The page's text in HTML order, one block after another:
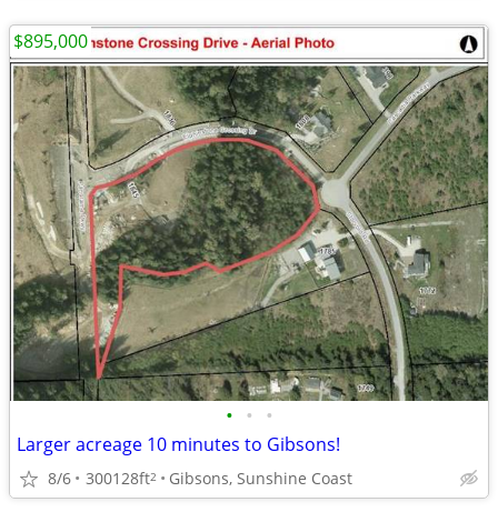
• • •
Larger acreage 10 minutes to Gibsons!
8/6 300128ft2 Gibsons, Sunshine Coast
$895,000